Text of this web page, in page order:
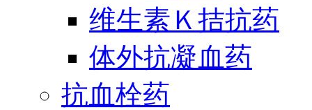
维生素Ｋ拮抗药
体外抗凝血药
抗血栓药